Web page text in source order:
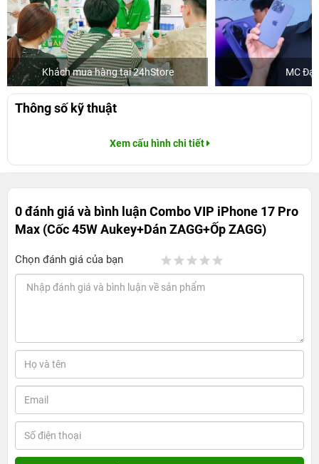
Khách mua hàng tại 24hStore MC
Thông số kỹ thuật
Xem cấu hình chi tiết
0 đánh giá và bình luậnCombo VIP iPhone 17 Pro
Max (Cốc 45W Aukey+Dán ZAGG+Ốp ZAGG)
Chọn đánh giá của bạn